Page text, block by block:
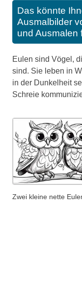
Das könnte
Ausmalbilder
und Ausmalen
Eulen sind Vögel,
sind. Sie leben in
in der Dunkelheit
Schreie
Zwei kleine nette